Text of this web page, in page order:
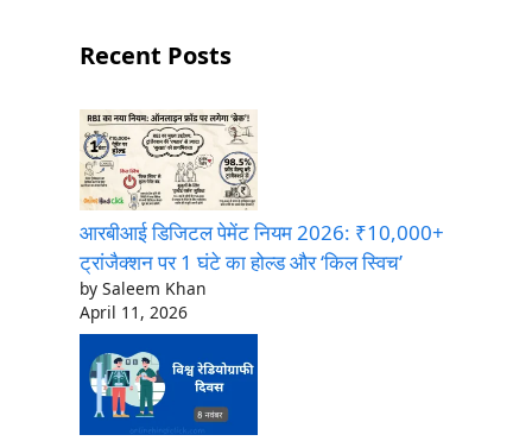
Recent Posts
आरबीआई डिजिटल पेमेंट नियम 2026: ₹10,000+
ट्रांजैक्शन पर 1 घंटे का होल्ड और ‘किल स्विच’
by Saleem Khan
April 11, 2026